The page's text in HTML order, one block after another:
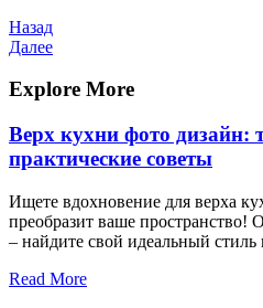
Навигация
по
записям
Предыдущая
запись
Назад
Следующая
Далее
Explore More
Верх кухни фото дизайн:
практические советы
Ищете вдохновение для верха
преобразит ваше пространство!
– найдите свой идеальный
Read More